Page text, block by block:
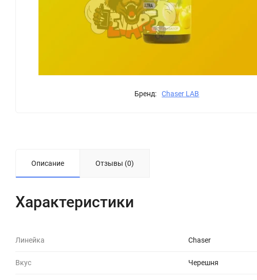
Бренд: Chaser LAB
Описание Отзывы (0)
Характеристики
Линейка Chaser
Вкус Черешня